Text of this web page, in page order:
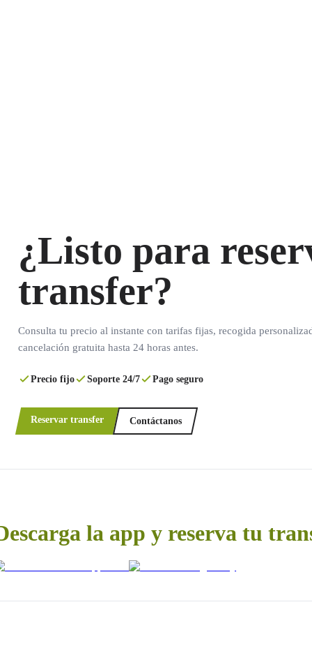
¿Listo para
transfer?
Consulta tu precio al instante con tarifas fijas, recogida
cancelación gratuita hasta 24 horas antes.
Precio fijo Soporte 24/7 Pago seguro
Reservar transfer Contáctanos
la app y reserva tu